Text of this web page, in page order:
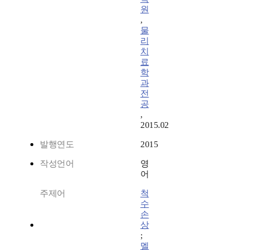
원
,
물
리
치
료
학
과
전
공
,
2015.02
발행연도 2015
작성언어
영
어
주제어
척
수
손
상
;
멜